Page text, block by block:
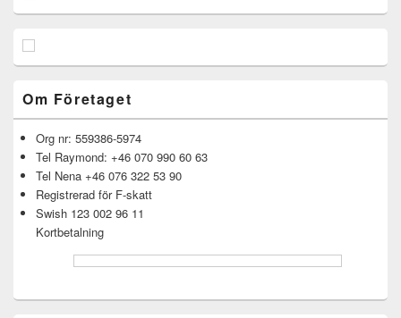
Om Företaget
Org nr: 559386-5974
Tel Raymond: +46 070 990 60 63
Tel Nena +46 076 322 53 90
Registrerad för F-skatt
Swish 123 002 96 11
Kortbetalning